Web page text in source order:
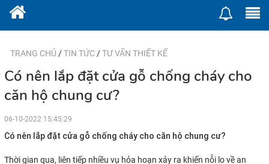
TRANG CHỦ /TIN TỨC /TƯ VẤN THIẾT KẾ
Có nên lắp đặt cửa gỗ chống cháy cho
căn hộ chung cư?
06-10-2022 15:45:29
Có nên lắp đặt cửa gỗ chống cháy cho căn hộ chung cư?
Thời gian qua, liên tiếp nhiều vụ hỏa hoạn xảy ra khiến nỗi lo về an